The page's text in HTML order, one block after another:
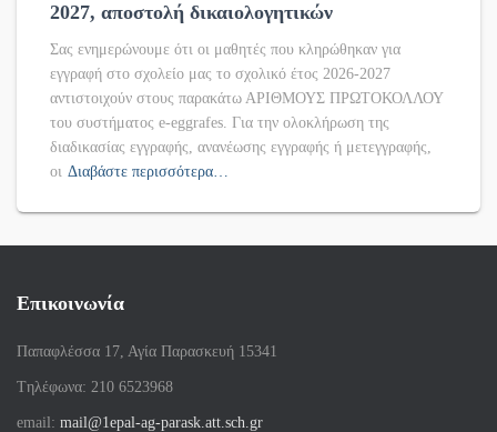
2027, αποστολή δικαιολογητικών
Σας ενημερώνουμε ότι οι μαθητές που κληρώθηκαν για
εγγραφή στο σχολείο μας το σχολικό έτος 2026-2027
αντιστοιχούν στους παρακάτω ΑΡΙΘΜΟΥΣ ΠΡΩΤΟΚΟΛΛΟΥ
του συστήματος e-eggrafes. Για την ολοκλήρωση της
διαδικασίας εγγραφής, ανανέωσης εγγραφής ή μετεγγραφής,
οι Διαβάστε περισσότερα…
Επικοινωνία
Παπαφλέσσα 17, Αγία Παρασκευή 15341
Tηλέφωνα: 210 6523968
email: mail@1epal-ag-parask.att.sch.gr